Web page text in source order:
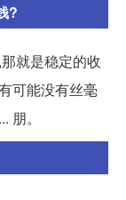
?
就是稳定的收
可能没有丝毫
。